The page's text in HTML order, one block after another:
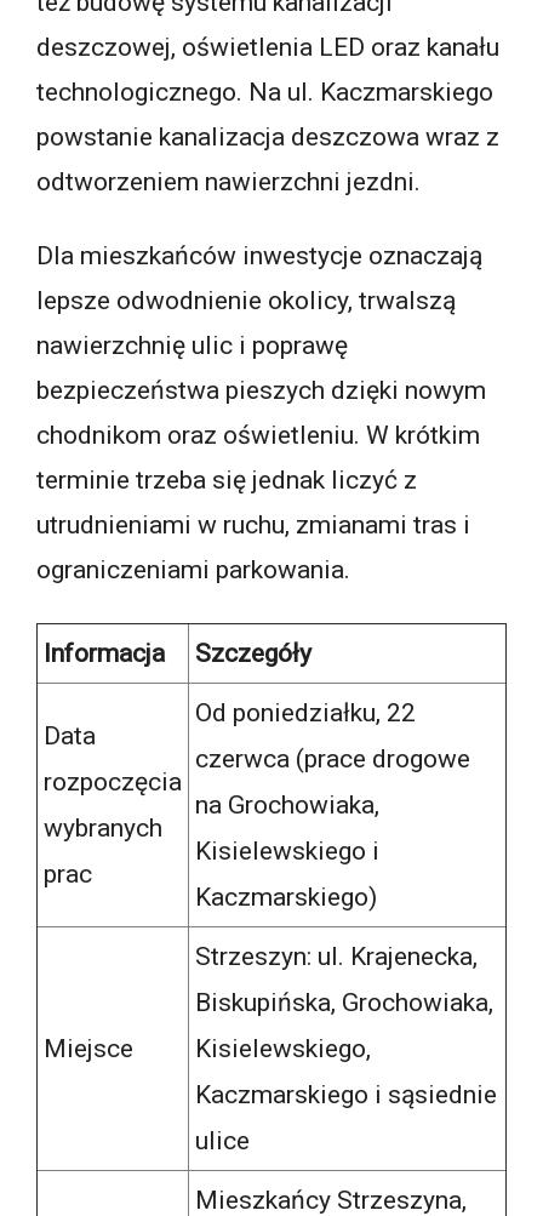
deszczowej, oświetlenia LED oraz kanału
technologicznego. Na ul. Kaczmarskiego
powstanie kanalizacja deszczowa wraz z
odtworzeniem nawierzchni jezdni.
Dla mieszkańców inwestycje oznaczają
lepsze odwodnienie okolicy, trwalszą
nawierzchnię ulic i poprawę
bezpieczeństwa pieszych dzięki nowym
chodnikom oraz oświetleniu. W krótkim
terminie trzeba się jednak liczyć z
utrudnieniami w ruchu, zmianami tras i
ograniczeniami parkowania.
Informacja Szczegóły
Data
rozpoczęcia
wybranych
prac
Od poniedziałku, 22
czerwca (prace drogowe
na Grochowiaka,
Kisielewskiego i
Kaczmarskiego)
Miejsce
Strzeszyn: ul. Krajenecka,
Biskupińska, Grochowiaka,
Kisielewskiego,
Kaczmarskiego i sąsiednie
ulice
Mieszkańcy Strzeszyna,